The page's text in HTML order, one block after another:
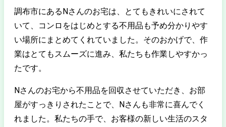
調布市にあるNさんのお宅は、とてもきれいにされて
いて、コンロをはじめとする不用品も予め分かりやす
い場所にまとめてくれていました。そのおかげで、作
業はとてもスムーズに進み、私たちも作業しやすかっ
たです。
Nさんのお宅から不用品を回収させていただき、お部
屋がすっきりされたことで、Nさんも非常に喜んでく
れました。私たちの手で、お客様の新しい生活のスタ